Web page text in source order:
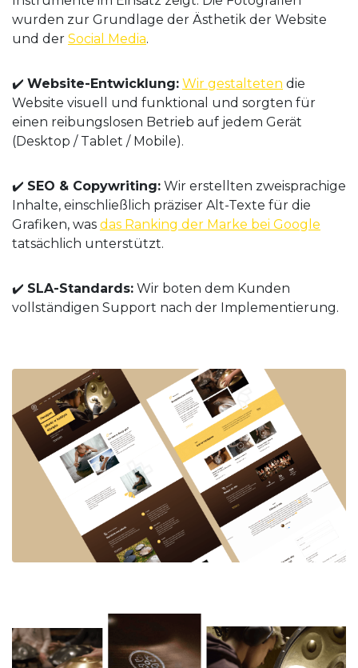
wurden zur Grundlage der Ästhetik der Website
und der Social Media.
✔️ Website-Entwicklung: Wir gestalteten die
Website visuell und funktional und sorgten für
einen reibungslosen Betrieb auf jedem Gerät
(Desktop / Tablet / Mobile).
✔️ SEO & Copywriting: Wir erstellten zweisprachige
Inhalte, einschließlich präziser Alt-Texte für die
Grafiken, was das Ranking der Marke bei Google
tatsächlich unterstützt.
✔️ SLA-Standards: Wir boten dem Kunden
vollständigen Support nach der Implementierung.